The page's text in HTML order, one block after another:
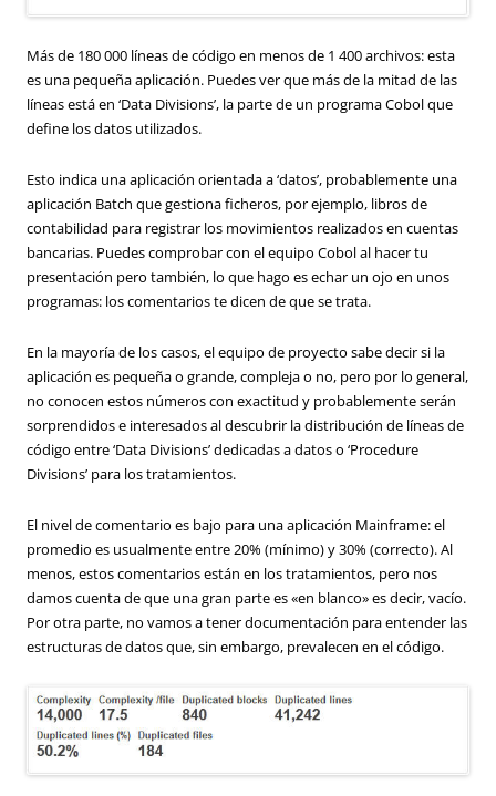
Más de 180 000 líneas de código en menos de 1 400 archivos: esta
es una pequeña aplicación. Puedes ver que más de la mitad de las
líneas está en ‘Data Divisions’, la parte de un programa Cobol que
define los datos utilizados.
Esto indica una aplicación orientada a ‘datos’, probablemente una
aplicación Batch que gestiona ficheros, por ejemplo, libros de
contabilidad para registrar los movimientos realizados en cuentas
bancarias. Puedes comprobar con el equipo Cobol al hacer tu
presentación pero también, lo que hago es echar un ojo en unos
programas: los comentarios te dicen de que se trata.
En la mayoría de los casos, el equipo de proyecto sabe decir si la
aplicación es pequeña o grande, compleja o no, pero por lo general,
no conocen estos números con exactitud y probablemente serán
sorprendidos e interesados al descubrir la distribución de líneas de
código entre ‘Data Divisions’ dedicadas a datos o ‘Procedure
Divisions’ para los tratamientos.
El nivel de comentario es bajo para una aplicación Mainframe: el
promedio es usualmente entre 20% (mínimo) y 30% (correcto). Al
menos, estos comentarios están en los tratamientos, pero nos
damos cuenta de que una gran parte es «en blanco» es decir, vacío.
Por otra parte, no vamos a tener documentación para entender las
estructuras de datos que, sin embargo, prevalecen en el código.